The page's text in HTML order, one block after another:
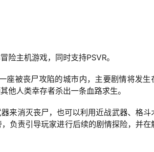
险主机游戏，同时支持PSVR。
座被丧尸攻陷的城市内，主要剧情将发生
他人类幸存者杀出一条血路求生。
来消灭丧尸，也可以利用近战武器、格斗
负责引导玩家进行后续的剧情探险，并在